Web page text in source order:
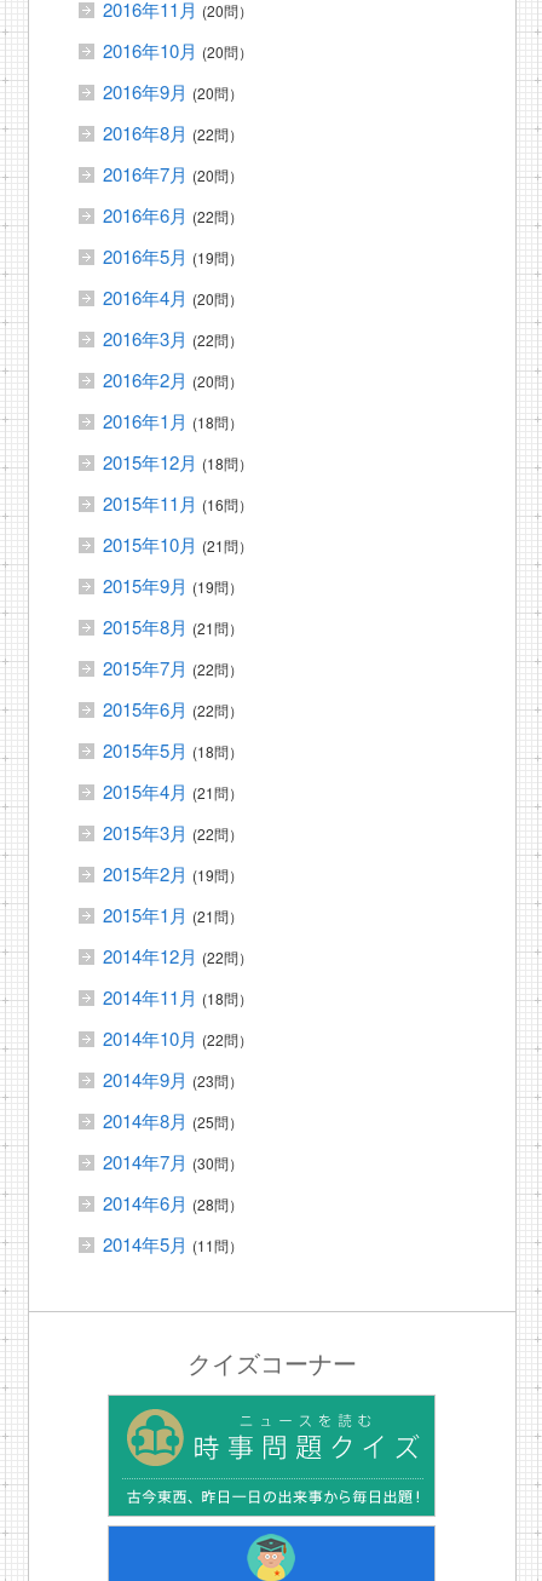
2016年11月 (20問）
2016年10月 (20問）
2016年9月 (20問）
2016年8月 (22問）
2016年7月 (20問）
2016年6月 (22問）
2016年5月 (19問）
2016年4月 (20問）
2016年3月 (22問）
2016年2月 (20問）
2016年1月 (18問）
2015年12月 (18問）
2015年11月 (16問）
2015年10月 (21問）
2015年9月 (19問）
2015年8月 (21問）
2015年7月 (22問）
2015年6月 (22問）
2015年5月 (18問）
2015年4月 (21問）
2015年3月 (22問）
2015年2月 (19問）
2015年1月 (21問）
2014年12月 (22問）
2014年11月 (18問）
2014年10月 (22問）
2014年9月 (23問）
2014年8月 (25問）
2014年7月 (30問）
2014年6月 (28問）
2014年5月 (11問）
クイズコーナー